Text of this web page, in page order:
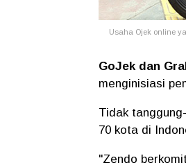
Usaha Ojek online
GoJek dan
menginisiasi
Tidak
70 kota di
"Zendo